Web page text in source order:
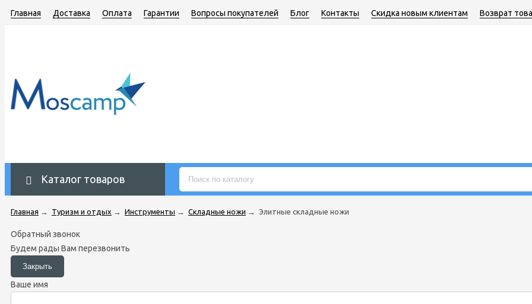
Главная Доставка Оплата Гарантии Вопросы покупателей Блог Контакты Скидка новым клиентам Возврат
Каталог товаров
Главная → Туризм и отдых → Инструменты → Складные ножи → Элитные складные ножи
Обратный звонок
Будем рады Вам перезвонить
Ваше имя